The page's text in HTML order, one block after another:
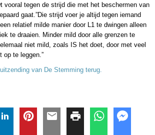
vooral tegen de strijd die met het beschermen van
gaat.”Die strijd voer je altijd tegen iemand
relatief milde manier door L1 te dwingen alleen
te draaien. Minder mild door alle grenzen te
niet mild, zoals IS het doet, door met veel
op te leggen.”
van De Stemming terug.